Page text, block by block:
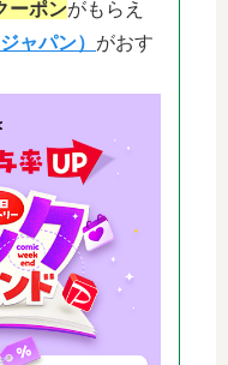
ーポンがもらえ
ャパン） がおす